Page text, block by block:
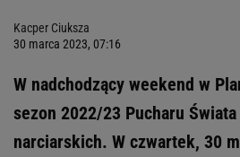
Kacper Ciuksza
30 marca 2023, 07:16
W nadchodzący weekend w
sezon 2022/23 Pucharu
narciarskich. W czwartek, 30